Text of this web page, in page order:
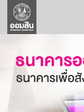
ลูกค้าธุรกิจ
ลูกค้าผู้ประกอบรา
ออมเพื่อสุข
เกี่ยวกับธนาคาร
การพัฒนาที่ยั่งยื